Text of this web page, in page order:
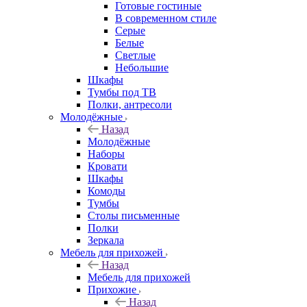
Готовые гостиные
В современном стиле
Серые
Белые
Светлые
Небольшие
Шкафы
Тумбы под ТВ
Полки, антресоли
Молодёжные
Назад
Молодёжные
Наборы
Кровати
Шкафы
Комоды
Тумбы
Столы письменные
Полки
Зеркала
Мебель для прихожей
Назад
Мебель для прихожей
Прихожие
Назад